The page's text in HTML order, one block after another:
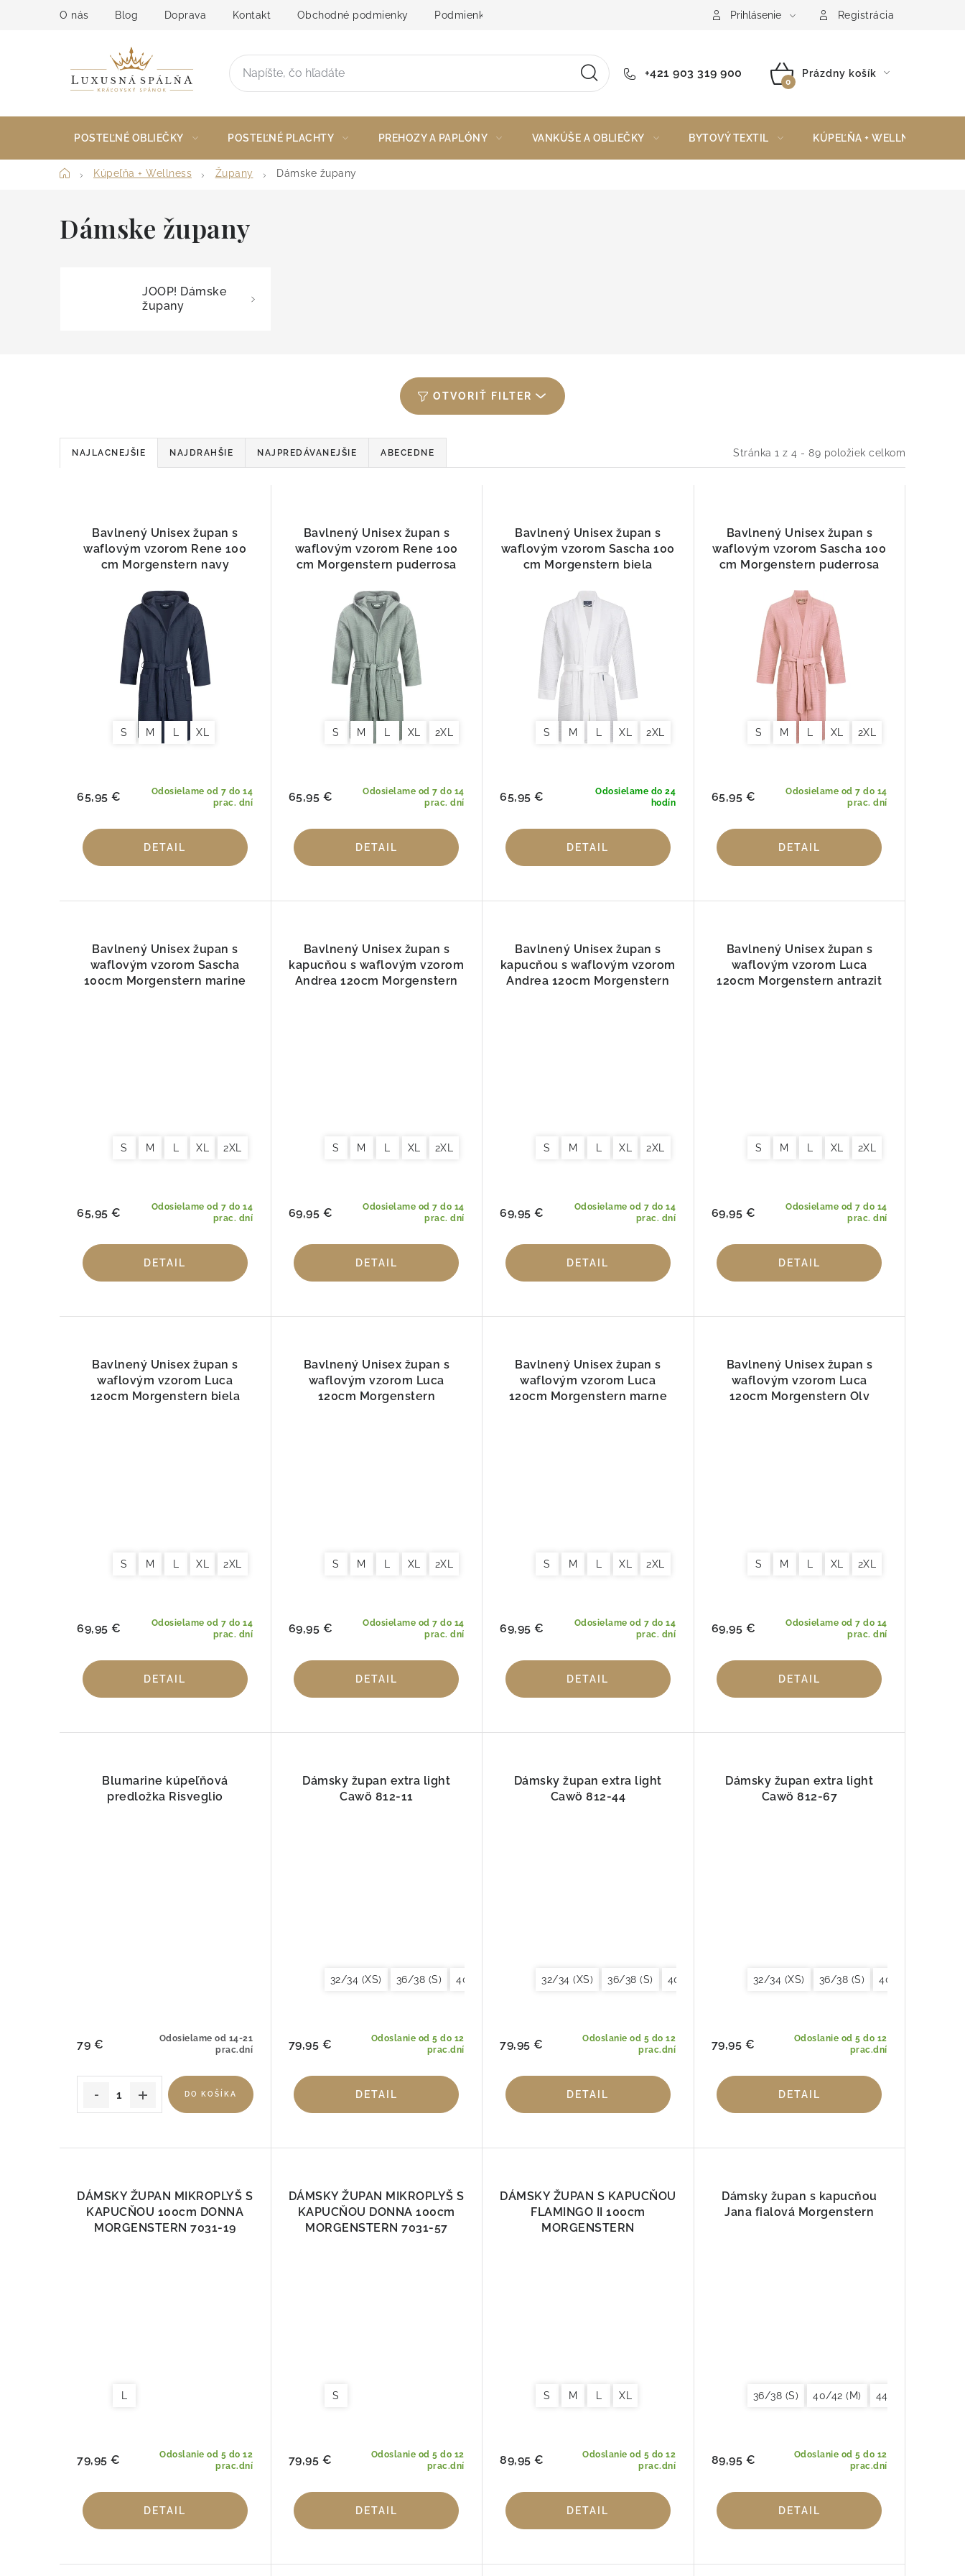
O nás Blog Doprava Kontakt Obchodné podmienky Podmienky ochrany osobných údajov Reklamačný poriadok Vrátenie tovaru
Prihlásenie Registrácia
+421 903 319 900
NÁKUPNÝ
Prázdny košík
POSTEĽNÉ OBLIEČKY POSTEĽNÉ PLACHTY PREHOZY A PAPLÓNY VANKÚŠE A OBLIEČKY BYTOVÝ TEXTIL KÚPEĽŇA + WELLNESS
DomovKúpeľňa + Wellness Župany Dámske župany
Dámske župany
JOOP! Dámske
župany
OTVORIŤ FILTER
Stránka 1 z 4 - 89 položiek celkom
R
a
NAJLACNEJŠIE NAJDRAHŠIE NAJPREDÁVANEJŠIE ABECEDNE
Bavlnený Unisex župan s
waflovým vzorom Rene 100
cm Morgenstern navy
S M L XL
Odosielame od 7 do 14
prac. dní
65,95 €
DETAIL
Bavlnený Unisex župan s
waflovým vzorom Rene 100
cm Morgenstern puderrosa
S M L XL 2XL
Odosielame od 7 do 14
prac. dní
65,95 €
DETAIL
Bavlnený Unisex župan s
waflovým vzorom Sascha 100
cm Morgenstern biela
S M L XL 2XL
Odosielame do 24
hodín
65,95 €
DETAIL
Bavlnený Unisex župan s
waflovým vzorom Sascha 100
cm Morgenstern puderrosa
S M L XL 2XL
Odosielame od 7 do 14
prac. dní
65,95 €
DETAIL
Bavlnený Unisex župan s
waflovým vzorom Sascha
100cm Morgenstern marine
S M XL 2XL
Odosielame od 7 do 14
prac. dní
65,95 €
DETAIL
Bavlnený Unisex župan s
kapucňou s waflovým vzorom
Andrea 120cm Morgenstern
S M XL 2XL
Odosielame od 7 do 14
prac. dní
69,95 €
DETAIL
Bavlnený Unisex župan s
kapucňou s waflovým vzorom
Andrea 120cm Morgenstern
S M XL 2XL
Odosielame od 7 do 14
prac. dní
69,95 €
DETAIL
Bavlnený Unisex župan s
waflovým vzorom Luca
120cm Morgenstern antrazit
S M XL 2XL
Odosielame od 7 do 14
prac. dní
69,95 €
DETAIL
Bavlnený Unisex župan s
waflovým vzorom Luca
120cm Morgenstern biela
S M L XL 2XL
Odosielame od 7 do 14
prac. dní
69,95 €
DETAIL
Bavlnený Unisex župan s
waflovým vzorom Luca
120cm Morgenstern
S M L XL 2XL
Odosielame od 7 do 14
prac. dní
69,95 €
DETAIL
Bavlnený Unisex župan s
waflovým vzorom Luca
120cm Morgenstern marne
S M L XL 2XL
Odosielame od 7 do 14
prac. dní
69,95 €
DETAIL
Bavlnený Unisex župan s
waflovým vzorom Luca
120cm Morgenstern Olv
S M L XL 2XL
Odosielame od 7 do 14
prac. dní
69,95 €
DETAIL
Blumarine kúpeľňová
predložka Risveglio
Odosielame od 14-21
prac.dní
79 €
DO KOŠÍKA
Dámsky župan extra light
Cawö 812-11
32/34 (XS) 36/38 (S) 40/42 (M) 44/46 (L) 48/50 (XL)
Odoslanie od 5 do 12
prac.dní
79,95 €
DETAIL
Dámsky župan extra light
Cawö 812-44
32/34 (XS) 36/38 (S) 40/42 (M) 44/46 (L) 48/50 (XL)
Odoslanie od 5 do 12
prac.dní
79,95 €
DETAIL
Dámsky župan extra light
Cawö 812-67
32/34 (XS) 36/38 (S) 40/42 (M)
Odoslanie od 5 do 12
prac.dní
79,95 €
DETAIL
DÁMSKY ŽUPAN MIKROPLYŠ S
KAPUCŇOU 100cm DONNA
MORGENSTERN 7031-19
L
Odoslanie od 5 do 12
prac.dní
79,95 €
DETAIL
DÁMSKY ŽUPAN MIKROPLYŠ S
KAPUCŇOU DONNA 100cm
MORGENSTERN 7031-57
S
Odoslanie od 5 do 12
prac.dní
79,95 €
DETAIL
DÁMSKY ŽUPAN S KAPUCŇOU
FLAMINGO II 100cm
MORGENSTERN
S M L XL
Odoslanie od 5 do 12
prac.dní
89,95 €
DETAIL
Dámsky župan s kapucňou
Jana fialová Morgenstern
36/38 (S) 40/42 (M) 44/46 (L)
Odoslanie od 5 do 12
prac.dní
89,95 €
DETAIL